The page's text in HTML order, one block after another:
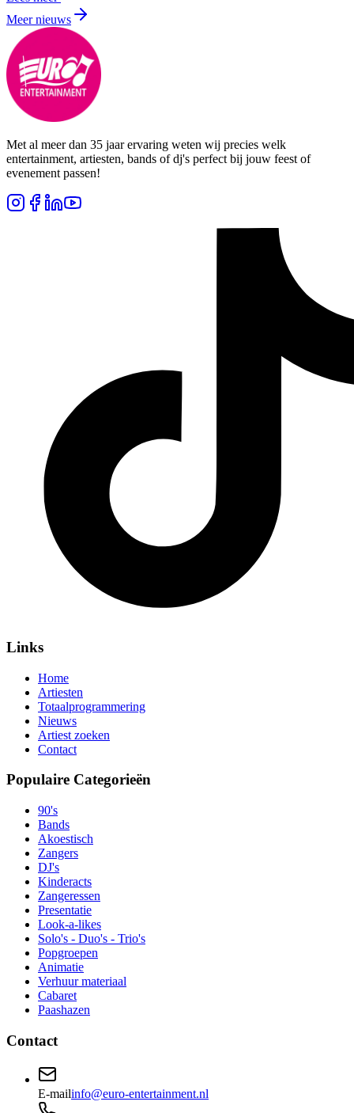
Meer nieuws
Met al meer dan 35 jaar ervaring weten wij precies welk
entertainment, artiesten, bands of dj's perfect bij jouw feest of
evenement passen!
Links
Home
Artiesten
Totaalprogrammering
Nieuws
Artiest zoeken
Contact
Populaire Categorieën
90's
Bands
Akoestisch
Zangers
DJ's
Kinderacts
Zangeressen
Presentatie
Look-a-likes
Solo's - Duo's - Trio's
Popgroepen
Animatie
Verhuur materiaal
Cabaret
Paashazen
Contact
E-mailinfo@euro-entertainment.nl